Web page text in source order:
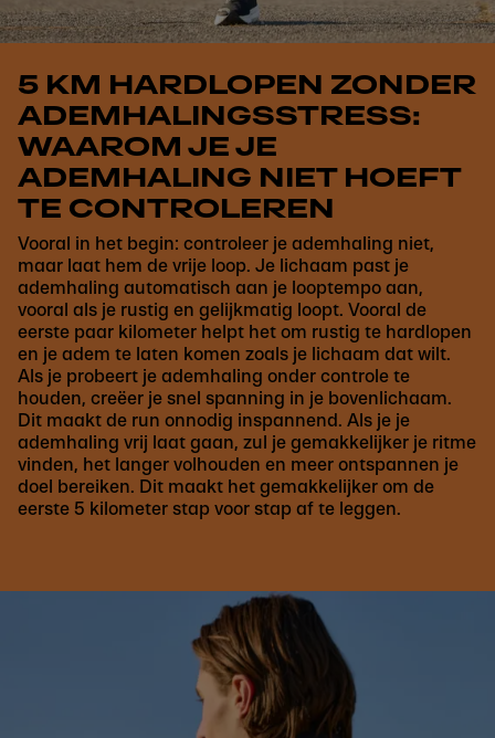
5 KM HARDLOPEN ZONDER
ADEMHALINGSSTRESS:
WAAROM JE JE
ADEMHALING NIET HOEFT
TE CONTROLEREN
Vooral in het begin: controleer je ademhaling niet,
maar laat hem de vrije loop. Je lichaam past je
ademhaling automatisch aan je looptempo aan,
vooral als je rustig en gelijkmatig loopt. Vooral de
eerste paar kilometer helpt het om rustig te hardlopen
en je adem te laten komen zoals je lichaam dat wilt.
Als je probeert je ademhaling onder controle te
houden, creëer je snel spanning in je bovenlichaam.
Dit maakt de run onnodig inspannend. Als je je
ademhaling vrij laat gaan, zul je gemakkelijker je ritme
vinden, het langer volhouden en meer ontspannen je
doel bereiken. Dit maakt het gemakkelijker om de
eerste 5 kilometer stap voor stap af te leggen.